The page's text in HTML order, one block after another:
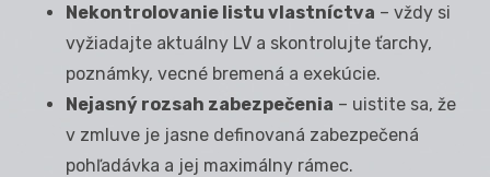
Nekontrolovanie listu vlastníctva – vždy si
vyžiadajte aktuálny LV a skontrolujte ťarchy,
poznámky, vecné bremená a exekúcie.
Nejasný rozsah zabezpečenia – uistite sa, že
v zmluve je jasne definovaná zabezpečená
pohľadávka a jej maximálny rámec.